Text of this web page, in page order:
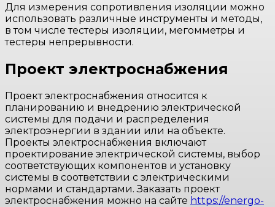
Для измерения сопротивления изоляции можно
использовать различные инструменты и методы,
в том числе тестеры изоляции, мегомметры и
тестеры непрерывности.
Проект электроснабжения
Проект электроснабжения относится к
планированию и внедрению электрической
системы для подачи и распределения
электроэнергии в здании или на объекте.
Проекты электроснабжения включают
проектирование электрической системы, выбор
соответствующих компонентов и установку
системы в соответствии с электрическими
нормами и стандартами. Заказать проект
электроснабжения можно на сайте https://energo-